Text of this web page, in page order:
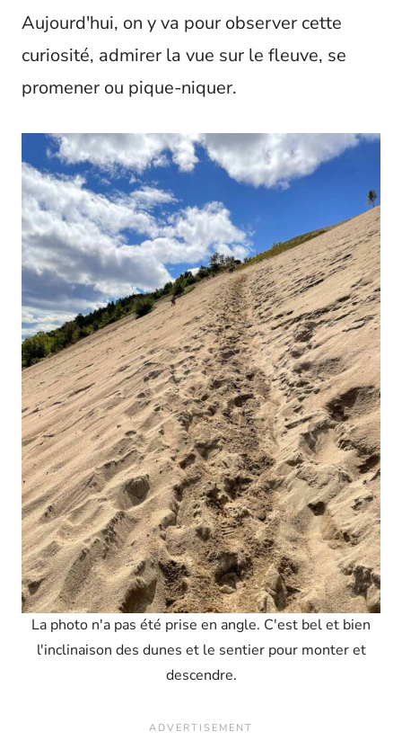
Aujourd'hui, on y va pour observer cette
curiosité, admirer la vue sur le fleuve, se
promener ou pique-niquer.
La photo n'a pas été prise en angle. C'est bel et bien
l'inclinaison des dunes et le sentier pour monter et
descendre.